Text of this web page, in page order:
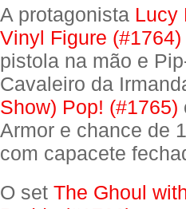
A protagonista Lucy
Vinyl Figure (#1764)
pistola na mão e
Cavaleiro da
Show) Pop! (#1765)
Armor e chance de
com capacete
O set The Ghoul